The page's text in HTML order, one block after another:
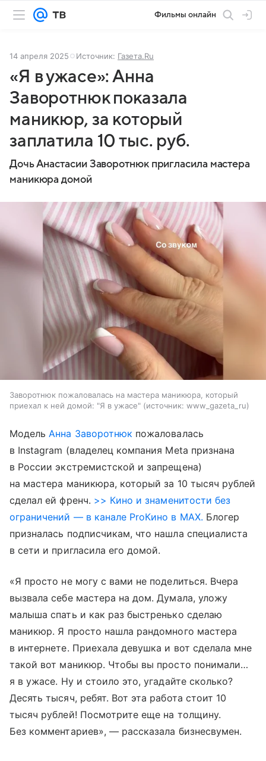
Фильмы онлайн
14 апреля 2025 Источник: Газета.Ru
«Я в ужасе»: Анна
Заворотнюк показала
маникюр, за который
заплатила 10 тыс. руб.
Дочь Анастасии Заворотнюк пригласила мастера
маникюра домой
Заворотнюк пожаловалась на мастера маникюра, который
приехал к ней домой: "Я в ужасе"
источник: www_gazeta_ru
Модель Анна Заворотнюк пожаловалась
в Instagram (владелец компания Meta признана
в России экстремистской и запрещена)
на мастера маникюра, который за 10 тысяч рублей
сделал ей френч. >> Кино и знаменитости без
ограничений — в канале ProКино в MAX. Блогер
призналась подписчикам, что нашла специалиста
в сети и пригласила его домой.
«Я просто не могу с вами не поделиться. Вчера
вызвала себе мастера на дом. Думала, уложу
малыша спать и как раз быстренько сделаю
маникюр. Я просто нашла рандомного мастера
в интернете. Приехала девушка и вот сделала мне
такой вот маникюр. Чтобы вы просто понимали…
я в ужасе. Ну и стоило это, угадайте сколько?
Десять тысяч, ребят. Вот эта работа стоит 10
тысяч рублей! Посмотрите еще на толщину.
Без комментариев», — рассказала бизнесвумен.